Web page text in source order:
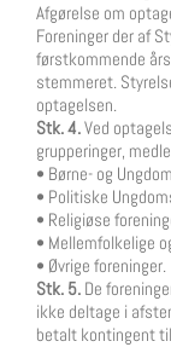
Afgørelse om
Foreninger der af
førstkommende
stemmeret.
optagelsen.
Stk. 4.Ved
grupperinger,
• Børne- og
• Politiske
• Religiøse
• Mellemfolkelige
• Øvrige foreninger.
Stk. 5. De
ikke deltage i
betalt kontingent til